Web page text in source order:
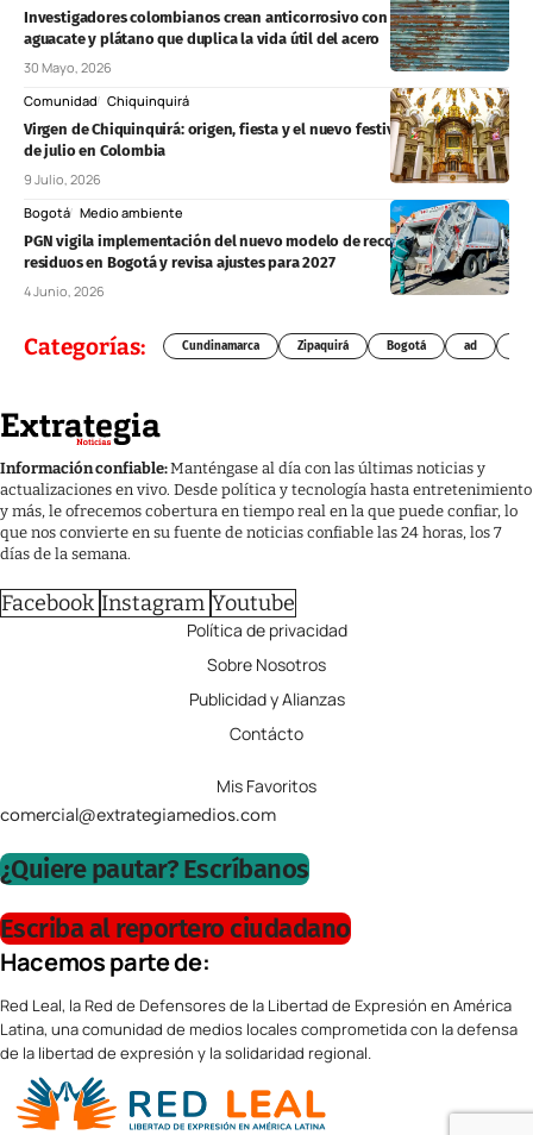
Investigadores colombianos crean anticorrosivo con residuos de café,
aguacate y plátano que duplica la vida útil del acero
30 Mayo, 2026
Comunidad Chiquinquirá
Virgen de Chiquinquirá: origen, fiesta y el nuevo festivo nacional del 9
de julio en Colombia
9 Julio, 2026
Bogotá Medio ambiente
PGN vigila implementación del nuevo modelo de recolección de
residuos en Bogotá y revisa ajustes para 2027
4 Junio, 2026
Categorías: Cundinamarca Zipaquirá Bogotá ad
Información confiable:Manténgase al día con las últimas noticias y
actualizaciones en vivo. Desde política y tecnología hasta entretenimiento
y más, le ofrecemos cobertura en tiempo real en la que puede confiar, lo
que nos convierte en su fuente de noticias confiable las 24 horas, los 7
días de la semana.
Facebook Instagram Youtube
Política de privacidad
Sobre Nosotros
Publicidad y Alianzas
Contácto
Mis Favoritos
comercial@extrategiamedios.com
¿Quiere pautar? Escríbanos
Escriba al reportero ciudadano
Hacemos parte de:
Red Leal, la Red de Defensores de la Libertad de Expresión en América
Latina, una comunidad de medios locales comprometida con la defensa
de la libertad de expresión y la solidaridad regional.